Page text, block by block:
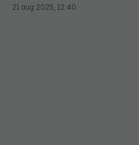
21 aug 2025, 12:40